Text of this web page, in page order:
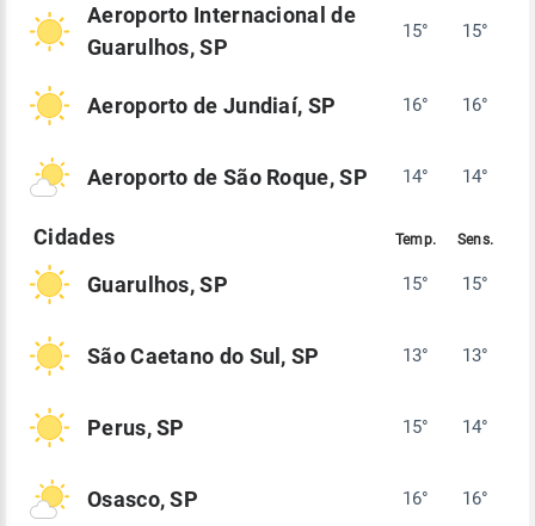
Aeroporto Internacional de
Guarulhos, SP
15° 15°
Aeroporto de Jundiaí, SP 16° 16°
Aeroporto de São Roque, SP 14° 14°
Guarulhos, SP 15° 15°
São Caetano do Sul, SP 13° 13°
Perus, SP 15° 14°
Osasco, SP 16° 16°